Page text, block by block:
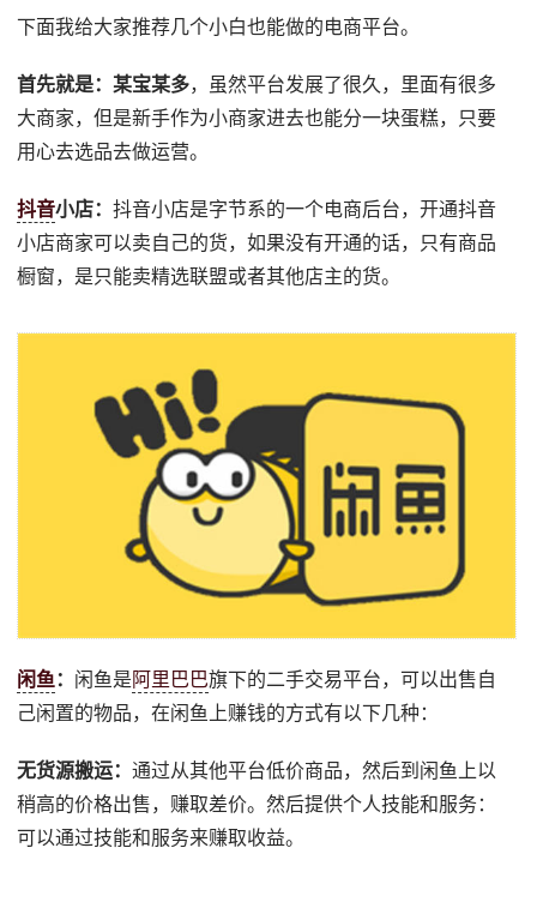
下面我给大家推荐几个小白也能做的电商平台。
首先就是：某宝某多，虽然平台发展了很久，里面有很多
大商家，但是新手作为小商家进去也能分一块蛋糕，只要
用心去选品去做运营。
抖音小店：抖音小店是字节系的一个电商后台，开通抖音
小店商家可以卖自己的货，如果没有开通的话，只有商品
橱窗，是只能卖精选联盟或者其他店主的货。
闲鱼 ： 闲鱼是 阿里巴巴旗下的二手交易平台，可以出售自
己闲置的物品，在闲鱼上赚钱的方式有以下几种：
无货源搬运：通过从其他平台低价商品，然后到闲鱼上以
稍高的价格出售，赚取差价。然后提供个人技能和服务：
可以通过技能和服务来赚取收益。